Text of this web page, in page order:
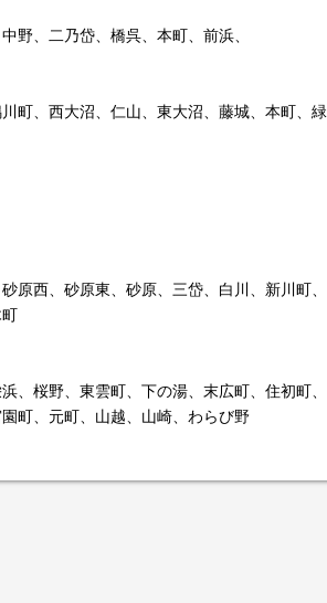
野、二乃岱、橋呉、本町、前浜、
町、西大沼、仁山、東大沼、藤城、本町、緑
原西、砂原東、砂原、三岱、白川、新川町、
、桜野、東雲町、下の湯、末広町、住初町、
町、元町、山越、山崎、わらび野